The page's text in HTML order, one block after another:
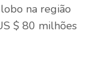
na região
$ 80 milhões